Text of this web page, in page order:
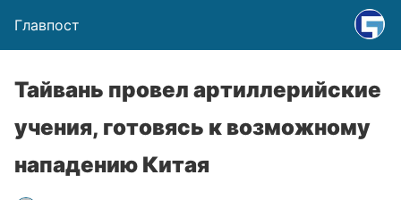
Главпост
Тайвань провел артиллерийские
учения, готовясь к возможному
нападению Китая